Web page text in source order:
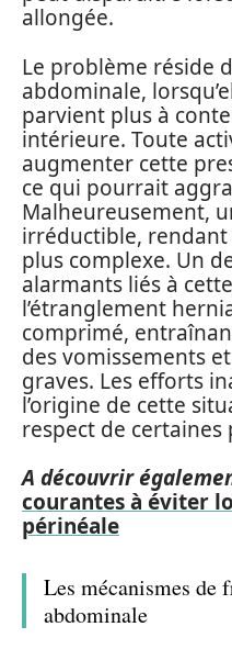
allongée.
Le problème réside
abdominale,
parvient plus à
intérieure. Toute
augmenter cette
ce qui pourrait
Malheureusement,
irréductible,
plus complexe. Un
alarmants liés à
l’étranglement
comprimé,
des vomissements
graves. Les efforts
l’origine de cette
respect de certaines
A découvrir
courantes à éviter
périnéale
Les mécanismes
abdominale